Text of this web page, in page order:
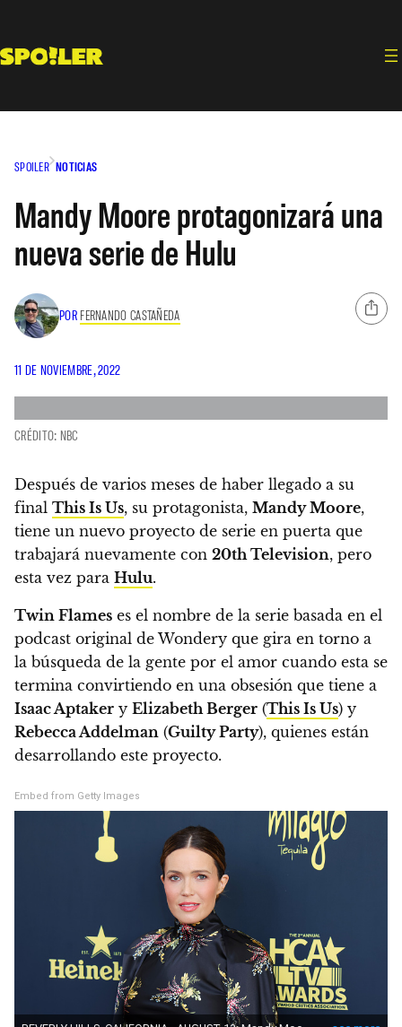
contenido
SPOILER NOTICIAS
Mandy Moore protagonizará una
nueva serie de Hulu
POR FERNANDO CASTAÑEDA
11 DE NOVIEMBRE, 2022
CRÉDITO: NBC
Después de varios meses de haber llegado a su
final This Is Us, su protagonista, Mandy Moore,
tiene un nuevo proyecto de serie en puerta que
trabajará nuevamente con 20th Television, pero
esta vez para Hulu.
Twin Flames es el nombre de la serie basada en el
podcast original de Wondery que gira en torno a
la búsqueda de la gente por el amor cuando esta se
termina convirtiendo en una obsesión que tiene a
Isaac Aptaker y Elizabeth Berger (This Is Us) y
Rebecca Addelman (Guilty Party), quienes están
desarrollando este proyecto.
Embed from Getty Images